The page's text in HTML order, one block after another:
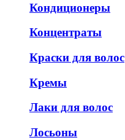
Кондиционеры
Концентраты
Краски для волос
Кремы
Лаки для волос
Лосьоны